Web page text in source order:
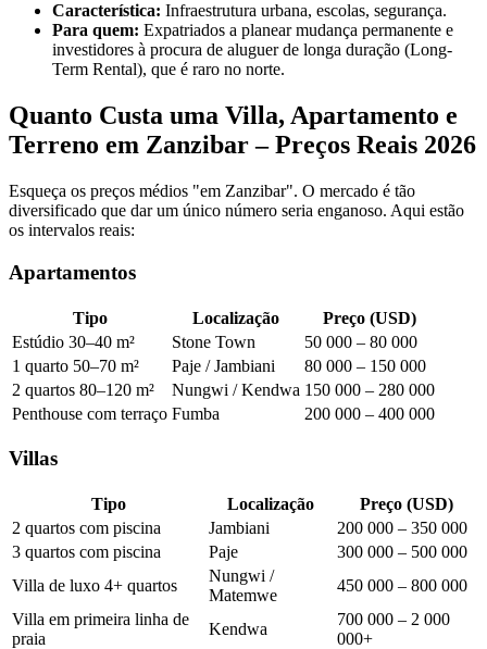
Característica: Infraestrutura urbana, escolas, segurança.
Para quem: Expatriados a planear mudança permanente e
investidores à procura de aluguer de longa duração (Long-
Term Rental), que é raro no norte.
Quanto Custa uma Villa, Apartamento e
Terreno em Zanzibar – Preços Reais 2026
Esqueça os preços médios "em Zanzibar". O mercado é tão
diversificado que dar um único número seria enganoso. Aqui estão
os intervalos reais:
Apartamentos
Tipo Localização
Preço (USD)
Estúdio 30–40 m²
Stone Town
50 000 – 80 000
1 quarto 50–70 m²
Paje / Jambiani
80 000 – 150 000
2 quartos 80–120 m²
Nungwi / Kendwa 150 000 – 280 000
Penthouse com terraço Fumba 200 000 – 400 000
Villas
Tipo Localização
Preço (USD)
2 quartos com piscina
Jambiani
200 000 – 350 000
3 quartos com piscina
Paje
300 000 – 500 000
Villa de luxo 4+ quartos
Nungwi /
Matemwe
450 000 – 800 000
Villa em primeira linha de
praia
Kendwa
700 000 – 2 000
000+